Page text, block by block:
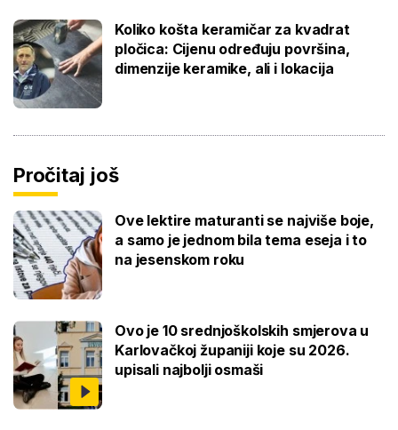
Koliko košta keramičar za kvadrat
pločica: Cijenu određuju površina,
dimenzije keramike, ali i lokacija
Pročitaj još
Ove lektire maturanti se najviše boje,
a samo je jednom bila tema eseja i to
na jesenskom roku
Ovo je 10 srednjoškolskih smjerova u
Karlovačkoj županiji koje su 2026.
upisali najbolji osmaši